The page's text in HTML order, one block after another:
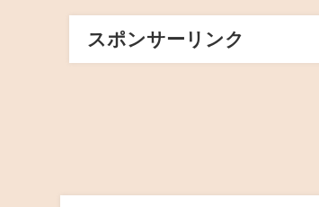
スポンサーリンク